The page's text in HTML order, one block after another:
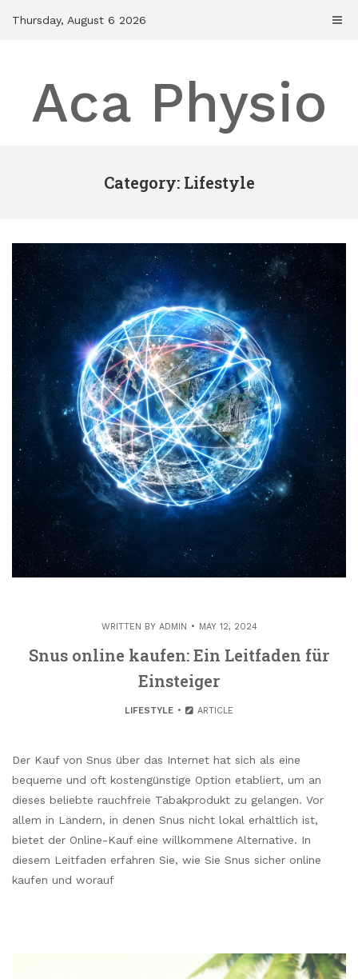
Thursday, August 6 2026
Aca Physio
Category: Lifestyle
WRITTEN BY ADMIN MAY 12, 2024
Snus online kaufen: Ein Leitfaden für
Einsteiger
LIFESTYLE ARTICLE
Der Kauf von Snus über das Internet hat sich als eine
bequeme und oft kostengünstige Option etabliert, um an
dieses beliebte rauchfreie Tabakprodukt zu gelangen. Vor
allem in Ländern, in denen Snus nicht lokal erhältlich ist,
bietet der Online-Kauf eine willkommene Alternative. In
diesem Leitfaden erfahren Sie, wie Sie Snus sicher online
kaufen und worauf